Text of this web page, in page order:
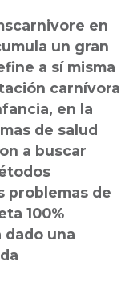
en
un gran
a sí misma
carnívora
en la
de salud
a buscar
problemas de
100%
dado una